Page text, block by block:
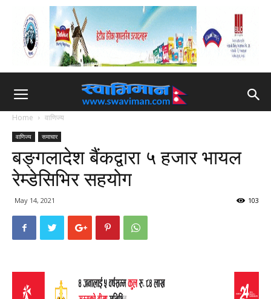
Home वाणिज्य
वाणिज्य समाचार
बङ्गलादेश बैंकद्वारा ५ हजार भायल
रेम्डेसिभिर सहयोग
May 14, 2021 103